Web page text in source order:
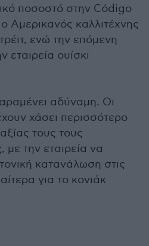
ποσοστό στην Código
Αμερικανός καλλιτέχνης
ενώ την επόμενη
εταιρεία ουίσκι
αδύναμη. Οι
χάσει περισσότερο
τους τους
με την εταιρεία να
κατανάλωση στις
για το κονιάκ